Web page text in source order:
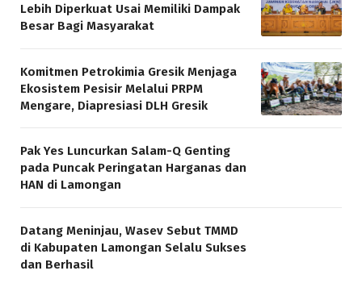
Lebih Diperkuat Usai Memiliki Dampak
Besar Bagi Masyarakat
Komitmen Petrokimia Gresik Menjaga
Ekosistem Pesisir Melalui PRPM
Mengare, Diapresiasi DLH Gresik
Pak Yes Luncurkan Salam-Q Genting
pada Puncak Peringatan Harganas dan
HAN di Lamongan
Datang Meninjau, Wasev Sebut TMMD
di Kabupaten Lamongan Selalu Sukses
dan Berhasil